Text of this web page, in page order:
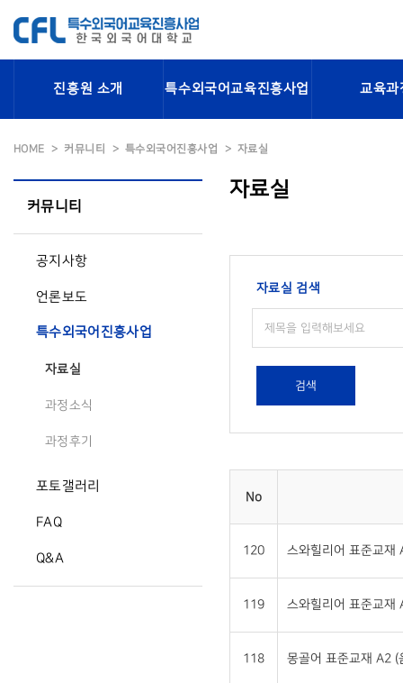
진흥원 소개 특수외국어교육진흥사업 교육과
HOME 커뮤니티 특수외국어진흥사업 자료실
커뮤니티
공지사항
언론보도
특수외국어진흥사업
자료실
과정소식
과정후기
포토갤러리
FAQ
Q&A
자료실
자료실 검색
검색
No
120 스와힐리어 표준교재
119 스와힐리어 표준교재
118 몽골어 표준교재 A2 (